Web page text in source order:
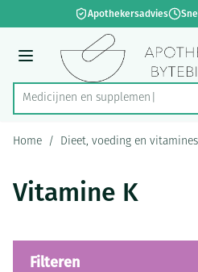
Ga naar de inhoudApothekersadvies
Menu
Product, merk, categorie...
Med
Home / Dieet, voeding en vitamines
Vitamine K
Filteren